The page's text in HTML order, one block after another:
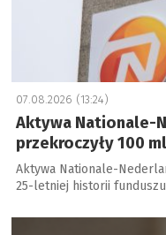
07.08.2026 (13:24)
Aktywa Nationale-
przekroczyły 100
Aktywa Nationale-
25-letniej historii
a